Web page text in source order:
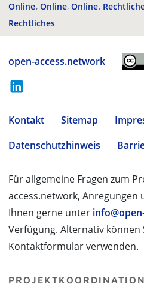
Online Online Online
Rechtliches
open-access.network
Kontakt Sitemap
Datenschutzhinweis
Für allgemeine Fragen zum
access.network, Anregungen
Ihnen gerne unter
Verfügung. Alternativ können
Kontaktformular verwenden.
PROJEKTKOORDINATION